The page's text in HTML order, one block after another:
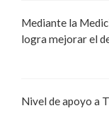
Mediante la
logra mejorar el
Nivel de apoyo a